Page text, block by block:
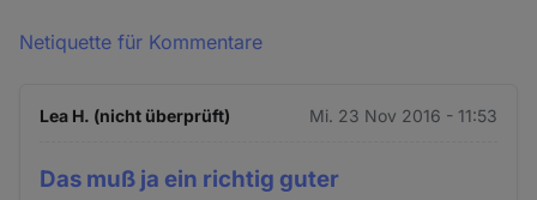
Netiquette für Kommentare
Lea H. (nicht überprüft) Mi. 23 Nov 2016 - 11:53
Das muß ja ein richtig guter